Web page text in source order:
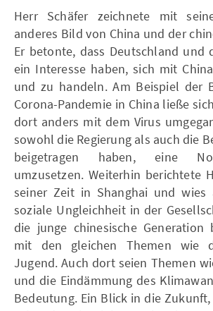
Herr Schäfer zeichnete mit
anderes Bild von China und der
Er betonte, dass Deutschland und
ein Interesse haben, sich mit
und zu handeln. Am Beispiel der
Corona-Pandemie in China ließe
dort anders mit dem Virus
sowohl die Regierung als auch die
beigetragen haben, eine No-
umzusetzen. Weiterhin berichtete
seiner Zeit in Shanghai und wies
soziale Ungleichheit in der
die junge chinesische Generation
mit den gleichen Themen wie
Jugend. Auch dort seien Themen
und die Eindämmung des
Bedeutung. Ein Blick in die